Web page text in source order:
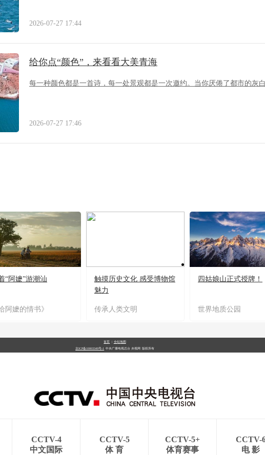
2026-07-27 17:44
给你点“颜色”，来看看大美青海
每一种颜色都是一首诗，每一处景观都是一次邀约。当你厌倦了都市的灰
2026-07-27 17:46
“阿嬷”游潮汕
阿嬷的情书》
触摸历史文化 感受博物馆
魅力
传承人类文明
四姑娘山正式授牌！
世界地质公园
首页 全站地图
京ICP备10003349号-1 中央广播电视总台 央视网 版权所有
CCTV-4
中文国际
CCTV-5
体 育
CCTV-5+
体育赛事
CCTV-
电 影